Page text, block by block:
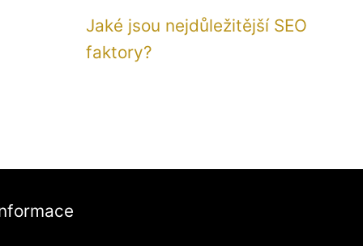
Jaké jsou nejdůležitější SEO
faktory?